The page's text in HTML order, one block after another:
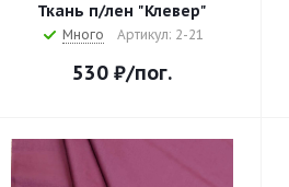
Ткань п/лен "Клевер"
Много Артикул: 2-21
530 ₽/пог.